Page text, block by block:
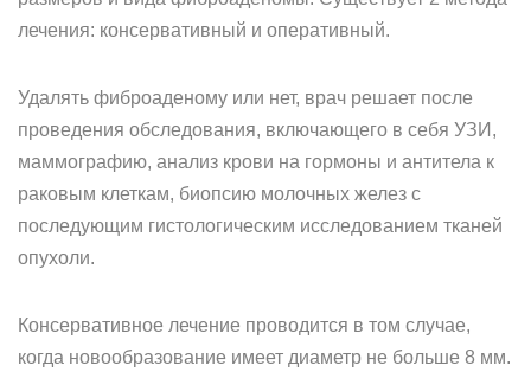
лечения: консервативный и оперативный.
Удалять фиброаденому или нет, врач решает после
проведения обследования, включающего в себя УЗИ,
маммографию, анализ крови на гормоны и антитела к
раковым клеткам, биопсию молочных желез с
последующим гистологическим исследованием тканей
опухоли.
Консервативное лечение проводится в том случае,
когда новообразование имеет диаметр не больше 8 мм.